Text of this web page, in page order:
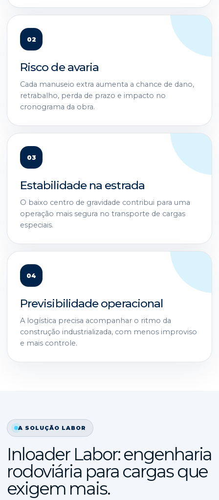
02
Risco de avaria
Cada manuseio extra aumenta a chance de dano,
retrabalho, perda de prazo e impacto no
cronograma da obra.
03
Estabilidade na estrada
O baixo centro de gravidade contribui para uma
operação mais segura no transporte de cargas
especiais.
04
Previsibilidade operacional
A logística precisa acompanhar o ritmo da
construção industrializada, com menos improviso
e mais controle.
A SOLUÇÃO LABOR
Inloader Labor: engenharia
rodoviária para cargas que
exigem mais.